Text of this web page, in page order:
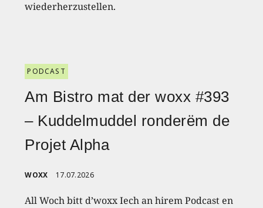
wiederherzustellen.
PODCAST
Am Bistro mat der woxx #393
– Kuddelmuddel ronderëm de
Projet Alpha
WOXX 17.07.2026
All Woch bitt d’woxx Iech an hirem Podcast en